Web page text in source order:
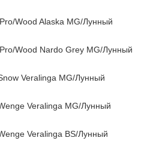
Wood Alaska MG/Лунный
Wood Nardo Grey MG/Лунный
Veralinga MG/Лунный
Veralinga MG/Лунный
Veralinga BS/Лунный